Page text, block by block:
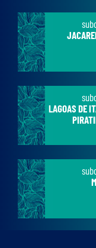
LAGOAS DE